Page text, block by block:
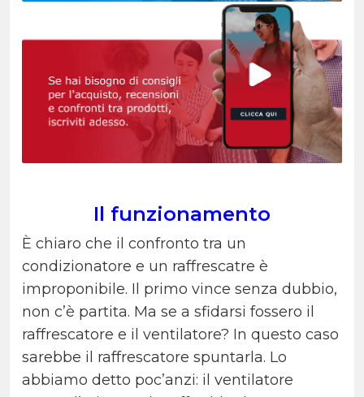
Il funzionamento
È chiaro che il confronto tra un
condizionatore e un raffrescatre è
improponibile. Il primo vince senza dubbio,
non c’è partita. Ma se a sfidarsi fossero il
raffrescatore e il ventilatore? In questo caso
sarebbe il raffrescatore spuntarla. Lo
abbiamo detto poc’anzi: il ventilatore